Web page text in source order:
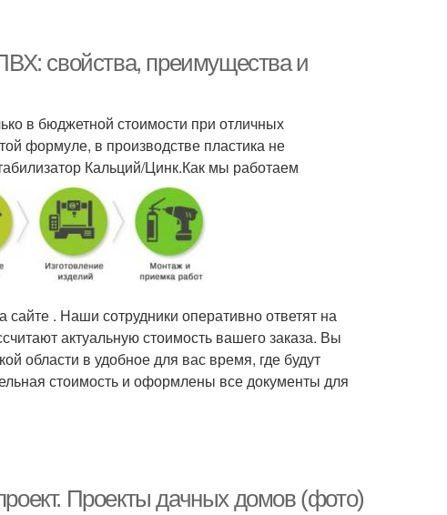
свойства, преимущества и
в бюджетной стоимости при отличных
формуле, в производстве пластика не
Кальций/Цинк.Как мы работаем
. Наши сотрудники оперативно ответят на
актуальную стоимость вашего заказа. Вы
области в удобное для вас время, где будут
стоимость и оформлены все документы для
Проекты дачных домов (фото)